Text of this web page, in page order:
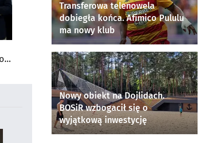
Transferowa telenowela
dobiegła końca. Afimico Pululu
ma nowy klub
Nowy obiekt na Dojlidach.
BOSiR wzbogacił się o
wyjątkową inwestycję